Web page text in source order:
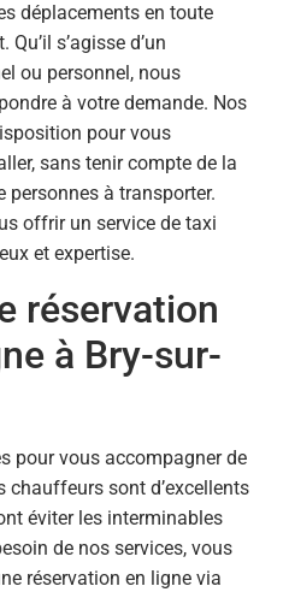
déplacements en toute
s’agisse d’un
ou personnel, nous
à votre demande. Nos
pour vous
sans tenir compte de la
personnes à transporter.
offrir un service de taxi
et expertise.
réservation
à Bry-sur-
pour vous accompagner de
chauffeurs sont d’excellents
éviter les interminables
de nos services, vous
réservation en ligne via